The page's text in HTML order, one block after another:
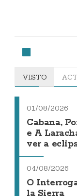
VISTO
01/08/2026
Cabana,
e A
ver a
04/08/2026
O
la Sierra